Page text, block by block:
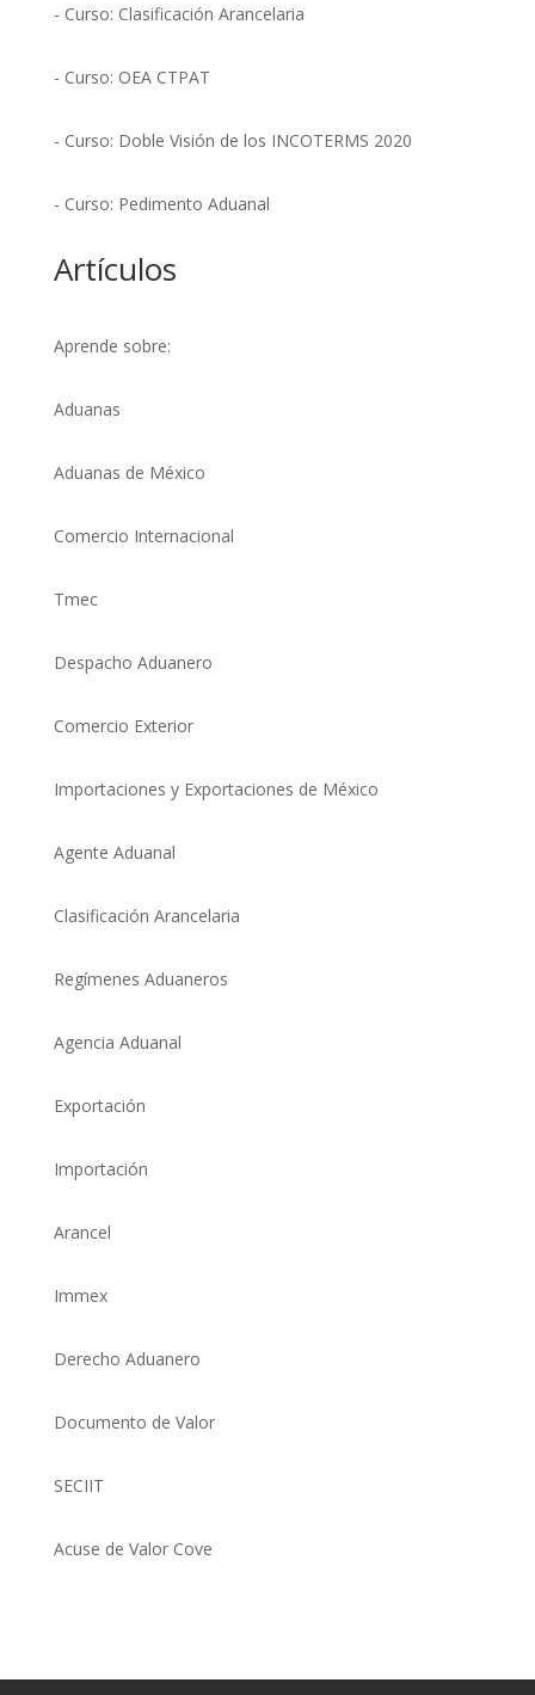
- Curso: Clasificación Arancelaria
- Curso: OEA CTPAT
- Curso: Doble Visión de los INCOTERMS 2020
- Curso: Pedimento Aduanal
Artículos
Aprende sobre:
Aduanas
Aduanas de México
Comercio Internacional
Tmec
Despacho Aduanero
Comercio Exterior
Importaciones y Exportaciones de México
Agente Aduanal
Clasificación Arancelaria
Regímenes Aduaneros
Agencia Aduanal
Exportación
Importación
Arancel
Immex
Derecho Aduanero
Documento de Valor
SECIIT
Acuse de Valor Cove